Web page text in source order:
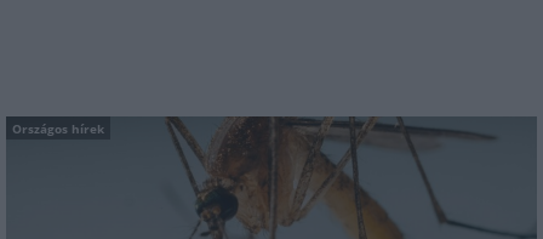
Országos hírek